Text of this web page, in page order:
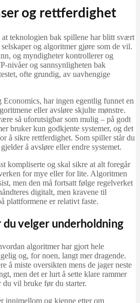
og rettferdighet
at teknologien bak spillene har blitt svært
og algoritmer gjøre som de vil.
og myndigheter kontrollerer og
nivåer og sannsynligheten bak
ofte grundig, av uavhengige
har ingen egentlig funnet en
eller avsløre skjulte mønstre.
så uforutsigbar som mulig – på godt
bruker kun godkjente systemer, og det
å sikre rettferdighet. Som spiller står du
å avsløre eller endre systemet.
kompliserte og skal sikre at alt foregår
for mye eller for lite. Algoritmen
men den må fortsatt følge regelverket
digitalt, men kravene til
plattformene er relativt faste.
du velger underholdning
algoritmer har gjort hele
og, for noen, langt mer dragende.
å miste oversikten mens de jager neste
men det er lurt å sette klare rammer
vil bruke før du starter.
innimellom og kjenne etter om